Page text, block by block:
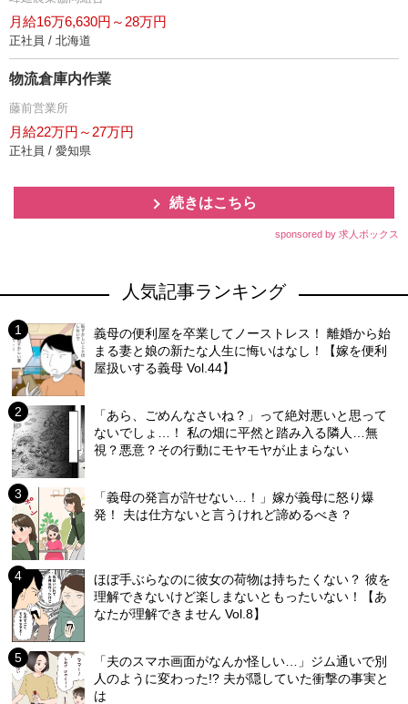
月給16万6,630円～28万円
正社員 / 北海道
物流倉庫内作業
藤前営業所
月給22万円～27万円
正社員 / 愛知県
続きはこちら
sponsored by 求人ボックス
人気記事ランキング
義母の便利屋を卒業してノーストレス！ 離婚から始
まる妻と娘の新たな人生に悔いはなし！【嫁を便利
屋扱いする義母 Vol.44】
「あら、ごめんなさいね？」って絶対悪いと思って
ないでしょ…！ 私の畑に平然と踏み入る隣人…無
視？悪意？その行動にモヤモヤが止まらない
「義母の発言が許せない…！」嫁が義母に怒り爆
発！ 夫は仕方ないと言うけれど諦めるべき？
ほぼ手ぶらなのに彼女の荷物は持ちたくない？ 彼を
理解できないけど楽しまないともったいない！【あ
なたが理解できません Vol.8】
「夫のスマホ画面がなんか怪しい…」ジム通いで別
人のように変わった!? 夫が隠していた衝撃の事実と
は